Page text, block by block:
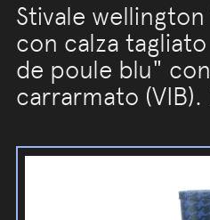
Stivale
con calza
de poule blu"
carrarmato